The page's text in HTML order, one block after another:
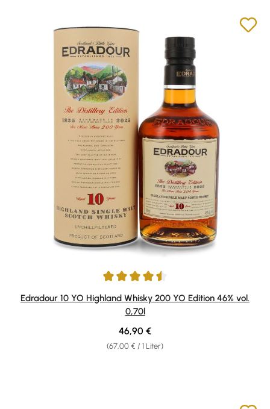
Durchschnittliche Bewertung von 4.5 von 5 Sternen
Edradour 10 YO Highland Whisky 200 YO Edition 46% vol.
0,70l
(67,00 € / 1 Liter)
Regulärer Preis:
46,90 €